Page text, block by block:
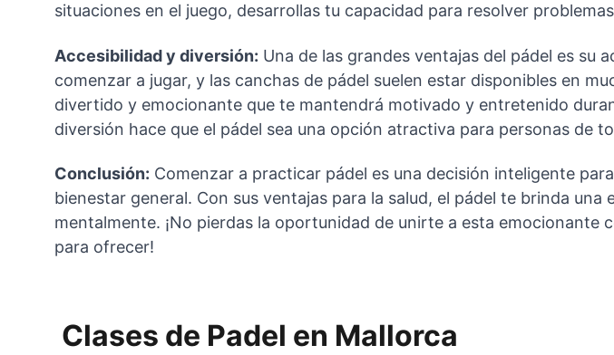
situaciones en el juego, desarrollas tu capacidad para resolver
Accesibilidad y diversión: Una de las grandes ventajas del pádel es su
comenzar a jugar, y las canchas de pádel suelen estar disponibles en
divertido y emocionante que te mantendrá motivado y entretenido
diversión hace que el pádel sea una opción atractiva para personas de
Conclusión: Comenzar a practicar pádel es una decisión inteligente
bienestar general. Con sus ventajas para la salud, el pádel te brinda
mentalmente. ¡No pierdas la oportunidad de unirte a esta
para ofrecer!
Clases de Padel en Mallorca